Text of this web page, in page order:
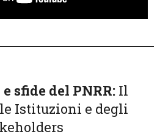
sfide del PNRR: Il
Istituzioni e degli